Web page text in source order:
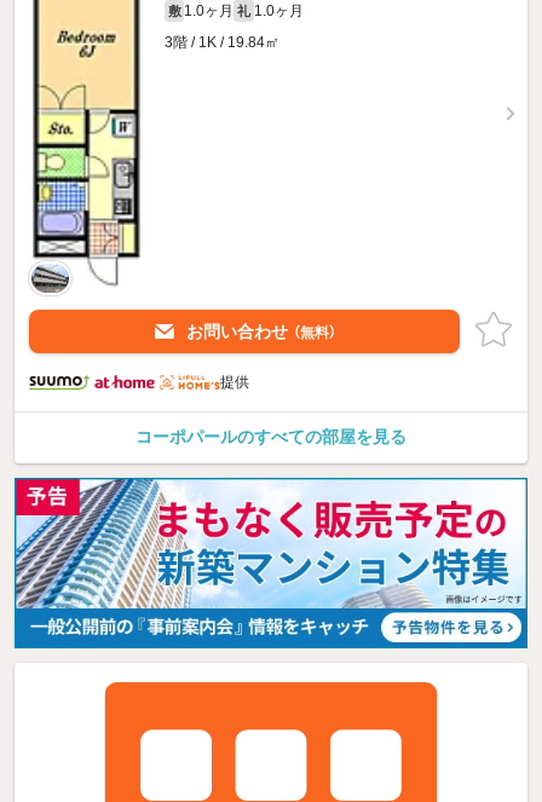
敷 1.0ヶ月 礼 1.0ヶ月
3階 / 1K / 19.84㎡
お問い合わせ （無料）
提供
コーポパールのすべての部屋を見る